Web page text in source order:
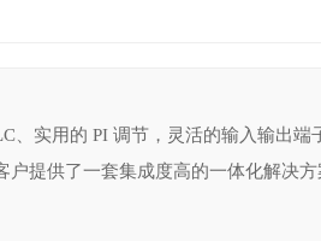
、实用的 PI 调节，灵活的输入输出端
提供了一套集成度高的一体化解决方